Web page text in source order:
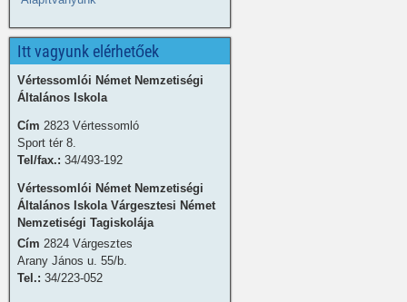
Itt vagyunk elérhetőek
Vértessomlói Német Nemzetiségi
Általános Iskola
Cím 2823 Vértessomló
Sport tér 8.
Tel/fax.: 34/493-192
Vértessomlói Német Nemzetiségi
Általános Iskola Várgesztesi Német
Nemzetiségi Tagiskolája
Cím 2824 Várgesztes
Arany János u. 55/b.
Tel.: 34/223-052